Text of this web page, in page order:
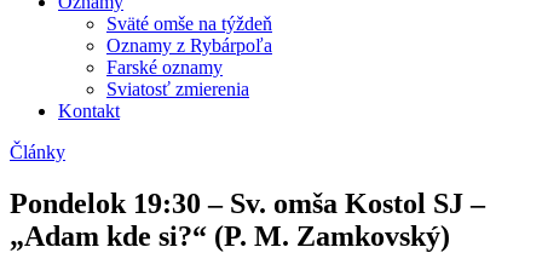
Sväté omše na týždeň
Oznamy z Rybárpoľa
Farské oznamy
Sviatosť zmierenia
Kontakt
Články
Pondelok 19:30 – Sv. omša Kostol SJ –
„Adam kde si?“ (P. M. Zamkovský)